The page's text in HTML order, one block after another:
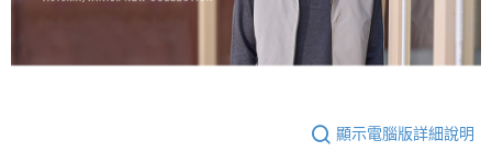
顯示電腦版詳細說明